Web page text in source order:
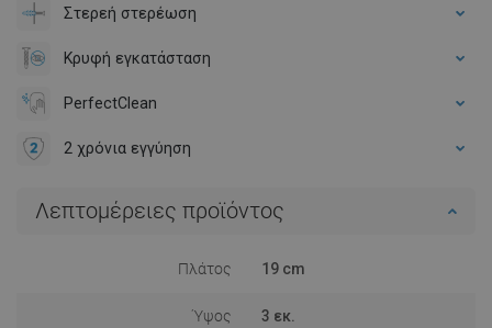
Στερεή στερέωση
Κρυφή εγκατάσταση
PerfectClean
2 χρόνια εγγύηση
Λεπτομέρειες προϊόντος
Πλάτος 19 cm
Ύψος 3 εκ.